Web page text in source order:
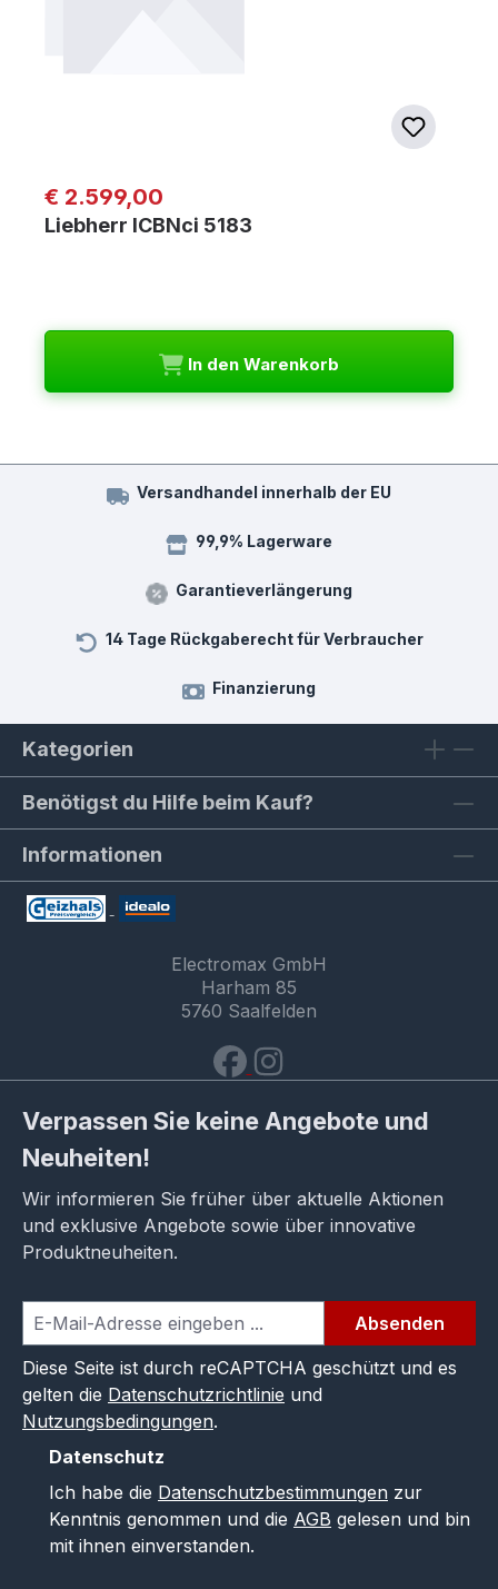
Regulärer Preis:
€ 2.599,00
Liebherr ICBNci 5183
In den Warenkorb
Versandhandel innerhalb der EU
99,9% Lagerware
Garantieverlängerung
14 Tage Rückgaberecht für Verbraucher
Finanzierung
Kategorien
Benötigst du Hilfe beim Kauf?
Informationen
Electromax GmbH
Harham 85
5760 Saalfelden
Verpassen Sie keine Angebote und
Neuheiten!
Wir informieren Sie früher über aktuelle Aktionen
und exklusive Angebote sowie über innovative
Produktneuheiten.
Absenden
Diese Seite ist durch reCAPTCHA geschützt und es
gelten die Datenschutzrichtlinie und
Nutzungsbedingungen.
Datenschutz
Ich habe die Datenschutzbestimmungen zur
Kenntnis genommen und die AGB gelesen und bin
mit ihnen einverstanden.